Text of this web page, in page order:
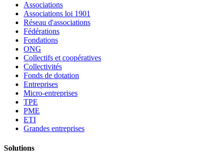
Associations
Associations loi 1901
Réseau d'associations
Fédérations
Fondations
ONG
Collectifs et coopératives
Collectivités
Fonds de dotation
Entreprises
Micro-entreprises
TPE
PME
ETI
Grandes entreprises
Solutions